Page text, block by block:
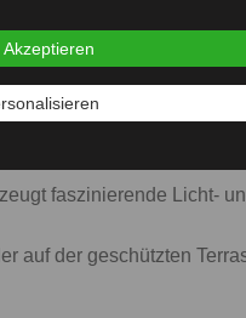
mit romantischem
sorgt in Kombination mit
faszinierende Licht-
auf der geschützten